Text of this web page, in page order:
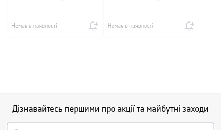
Немає в наявності Немає в наявності
Дізнавайтесь першими про акції та майбутні заходи